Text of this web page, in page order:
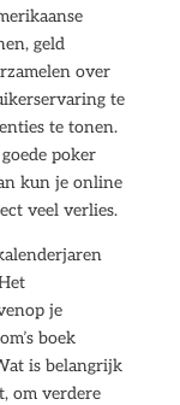
geld
over
te
te tonen.
poker
kun je online
veel verlies.
je
boek
is belangrijk
om verdere